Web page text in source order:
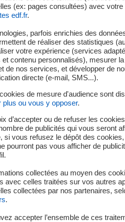
sont réalisés de manières
aux diesels de secours prescrit la
le respect des valeurs de vitesse de
de stopper le diesel lorsque sa vitesse
d’un détecteur de survitesse
présente sur le matériel n’a pas
technique répond aux difficultés
a été autorisée par l’Autorité de
sur les installations, a conduit EDF à
caractère générique au niveau 0 de
commun utilisé pour le fonctionnement
réacteurs 2, 4 et le diesel commun
(ex: pages consultées) avec
edf.fr.
parfois enrichies des
de réaliser des statistiques
votre expérience (services
et contenu personnalisés), mesurer
de nos services, et développer de
directe (e-mail, SMS...).
de mesure d'audience sont
plus ou vous y opposer.
d’accepter ou de refuser les
de publicités qui vous seront
si vous refusez le dépôt des
pourront pas vous afficher de
collectées au moyen des
avec celles traitées sur vos autres
collectées par nos partenaires,
.
accepter l’ensemble de ces